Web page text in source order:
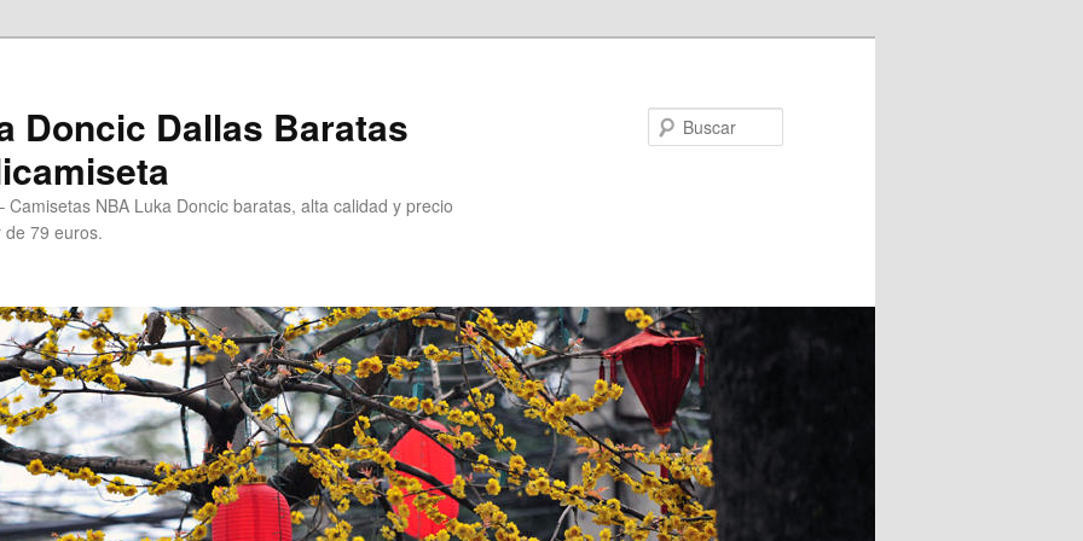
Doncic Dallas Baratas
NBA Luka Doncic baratas, alta calidad y precio
79 euros.